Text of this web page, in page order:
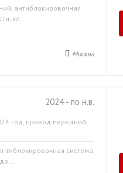
антиблокировочная
кл...
Москва
2024 - по н.в.
год, привод передний,
система,